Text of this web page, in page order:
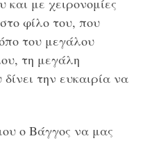
και με χειρονομίες
φίλο του, που
του μεγάλου
τη μεγάλη
την ευκαιρία να
ο Βάγγος να μας